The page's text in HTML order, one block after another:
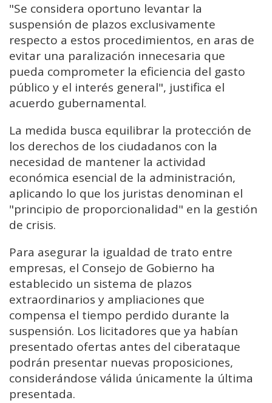
"Se considera oportuno levantar la
suspensión de plazos exclusivamente
respecto a estos procedimientos, en aras de
evitar una paralización innecesaria que
pueda comprometer la eficiencia del gasto
público y el interés general", justifica el
acuerdo gubernamental.
La medida busca equilibrar la protección de
los derechos de los ciudadanos con la
necesidad de mantener la actividad
económica esencial de la administración,
aplicando lo que los juristas denominan el
"principio de proporcionalidad" en la gestión
de crisis.
Para asegurar la igualdad de trato entre
empresas, el Consejo de Gobierno ha
establecido un sistema de plazos
extraordinarios y ampliaciones que
compensa el tiempo perdido durante la
suspensión. Los licitadores que ya habían
presentado ofertas antes del ciberataque
podrán presentar nuevas proposiciones,
considerándose válida únicamente la última
presentada.